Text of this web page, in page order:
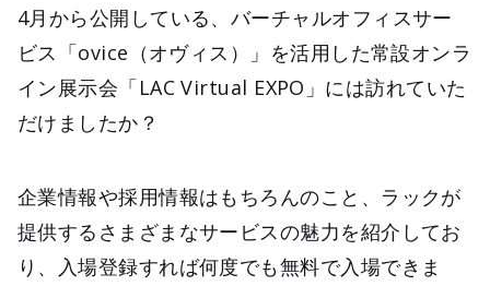
4月から公開している、バーチャルオフィスサー
ビス「ovice（オヴィス）」を活用した常設オンラ
イン展示会「LAC Virtual EXPO」には訪れていた
だけましたか？
企業情報や採用情報はもちろんのこと、ラックが
提供するさまざまなサービスの魅力を紹介してお
り、入場登録すれば何度でも無料で入場できま